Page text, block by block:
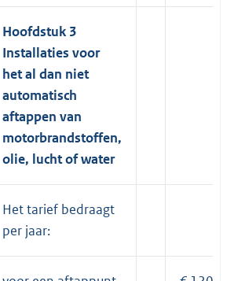
Hoofdstuk 3
Installaties voor
het al dan niet
automatisch
aftappen van
motorbrandstoffen,
olie, lucht of water
Het tarief bedraagt
per jaar: